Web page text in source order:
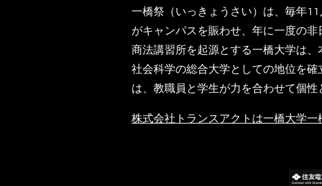
一橋祭（いっきょうさい）は、毎年
がキャンパスを賑わせ、年に一度の
商法講習所を起源とする一橋大学は
社会科学の総合大学としての地位を
は、教職員と学生が力を合わせて個性
株式会社トランスアクトは一橋大学一